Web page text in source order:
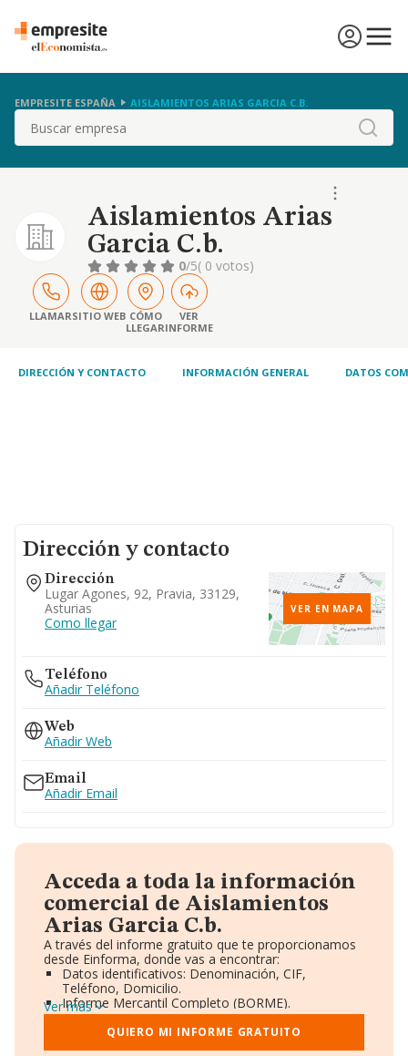
EMPRESITE ESPAÑA AISLAMIENTOS ARIAS GARCIA C.B.
Buscar
Aislamientos Arias
Garcia C.b.
0/5( 0 votos)
LLAMARSITIO WEB CÓMO
LLEGAR
VER
INFORME
DIRECCIÓN Y CONTACTO INFORMACIÓN GENERAL DATOS
Dirección y contacto
Dirección
Lugar Agones, 92, Pravia, 33129,
Asturias
Como llegar
VER EN MAPA
Teléfono
Añadir Teléfono
Web
Añadir Web
Email
Añadir Email
Acceda a toda la información
comercial de Aislamientos
Arias Garcia C.b.
A través del informe gratuito que te proporcionamos
desde Einforma, donde vas a encontrar:
Datos identificativos: Denominación, CIF,
Teléfono, Domicilio.
Informe Mercantil Completo (BORME).
Gráficos de Evolución Ventas y Empleados.
Consejo de Administración y Administradores.
Directivos y Ejecutivos.
Ver más
QUIERO MI INFORME GRATUITO